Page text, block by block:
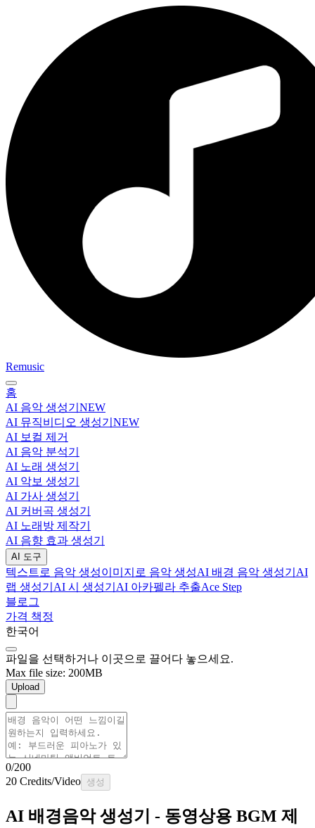
Remusic
홈
AI 음악 생성기 NEW
AI 뮤직비디오 생성기 NEW
AI 보컬 제거
AI 음악 분석기
AI 노래 생성기
AI 악보 생성기
AI 가사 생성기
AI 커버곡 생성기
AI 노래방 제작기
AI 음향 효과 생성기
AI 도구
텍스트로 음악 생성이미지로 음악 생성AI 배경 음악 생성기 AI
랩 생성기 AI 시 생성기 AI 아카펠라 추출Ace Step
블로그
가격 책정
한국어
파일을 선택하거나 이곳으로 끌어다 놓으세요.
Max file size: 200MB
Upload
0/200
20 Credits/Video 생성
AI 배경음악 생성기 - 동영상용 BGM 제